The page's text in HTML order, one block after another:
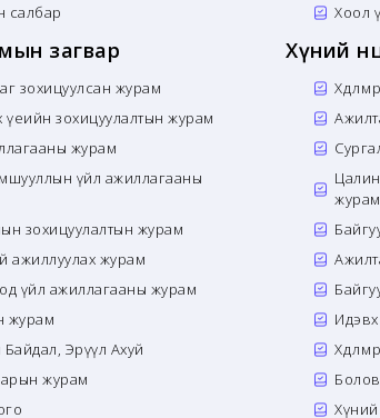
салбар
загвар
зохицуулсан журам
үеийн зохицуулалтын журам
журам
үйл ажиллагааны
зохицуулалтын журам
ажиллуулах журам
үйл ажиллагааны журам
журам
Байдал, Эрүүл Ахуй
журам
Хоол
Хүний
журам
Хүний